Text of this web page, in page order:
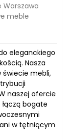
Warszawa
meble
eleganckiego
Nasza
świecie mebli,
naszej ofercie
bogate
w tętniącym